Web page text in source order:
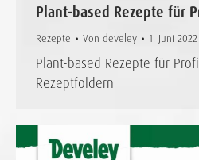
Plant-based Rezepte für
Rezepte Von develey 1. Juni 2022
Plant-based Rezepte für
Rezeptfoldern